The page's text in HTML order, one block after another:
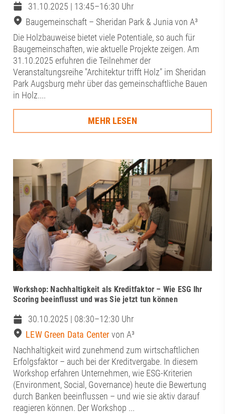
31.10.2025 | 13:45–16:30 Uhr
Baugemeinschaft – Sheridan Park & Junia von A³
Die Holzbauweise bietet viele Potentiale, so auch für
Baugemeinschaften, wie aktuelle Projekte zeigen. Am
31.10.2025 erfuhren die Teilnehmer der
Veranstaltungsreihe "Architektur trifft Holz" im Sheridan
Park Augsburg mehr über das gemeinschaftliche Bauen
in Holz....
MEHR LESEN
Workshop: Nachhaltigkeit als Kreditfaktor – Wie ESG Ihr
Scoring beeinflusst und was Sie jetzt tun können
30.10.2025 | 08:30–12:30 Uhr
LEW Green Data Center von A³
Nachhaltigkeit wird zunehmend zum wirtschaftlichen
Erfolgsfaktor – auch bei der Kreditvergabe. In diesem
Workshop erfahren Unternehmen, wie ESG-Kriterien
(Environment, Social, Governance) heute die Bewertung
durch Banken beeinflussen – und wie sie aktiv darauf
reagieren können. Der Workshop ...